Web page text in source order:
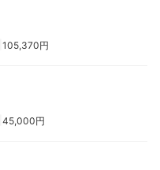
105,370円
45,000円